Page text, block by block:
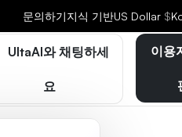
문의하기지식 기반US Dollar $
UltaAI와 채팅하세
요
이용